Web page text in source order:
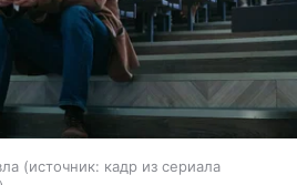
источник: кадр из сериала